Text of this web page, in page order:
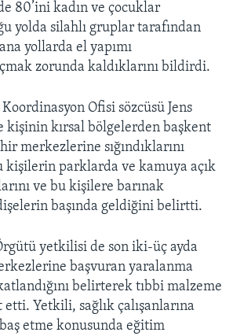
80’ini kadın ve çocuklar
yolda silahlı gruplar tarafından
yollarda el yapımı
zorunda kaldıklarını bildirdi.
Ofisi sözcüsü Jens
kişinin kırsal bölgelerden başkent
merkezlerine sığındıklarını
kişilerin parklarda ve kamuya açık
ve bu kişilere barınak
başında geldiğini belirtti.
yetkilisi de son iki-üç ayda
başvuran yaralanma
belirterek tıbbi malzeme
Yetkili, sağlık çalışanlarına
etme konusunda eğitim